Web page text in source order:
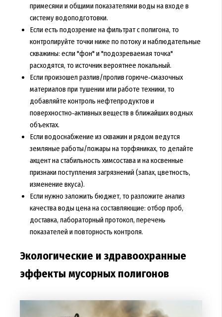
примесями и общими показателями воды на входе в
систему водоподготовки.
Если есть подозрение на фильтрат с полигона, то
контролируйте точки ниже по потоку и наблюдательные
скважины: если "фон" и "подозреваемая точка"
расходятся, то источник вероятнее локальный.
Если произошел разлив/пролив горюче‑смазочных
материалов при тушении или работе техники, то
добавляйте контроль нефтепродуктов и
поверхностно‑активных веществ в ближайших водных
объектах.
Если водоснабжение из скважин и рядом ведутся
земляные работы/пожары на торфяниках, то делайте
акцент на стабильность химсостава и на косвенные
признаки поступления загрязнений (запах, цветность,
изменение вкуса).
Если нужно заложить бюджет, то разложите анализ
качества воды цена на составляющие: отбор проб,
доставка, лабораторный протокол, перечень
показателей и повторность контроля.
Экологические и здравоохранные
эффекты мусорных полигонов